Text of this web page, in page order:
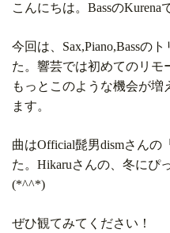
こんにちは。BassのKurena
今回は、Sax,Piano,Bassの
た。響芸では初めてのリモ
もっとこのような機会が
ます。
曲はOfficial髭男dismさんの
た。Hikaruさんの、冬にぴ
(*^^*)
ぜひ観てみてください！